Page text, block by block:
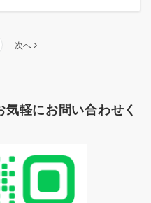
次へ
軽にお問い合わせく